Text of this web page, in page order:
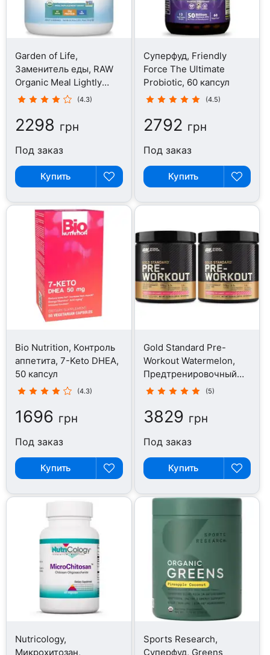
Garden of Life,
Заменитель еды, RAW
Organic Meal Lightly
Sweet, 532 г
(4.3)
2298 грн
Под заказ
Купить
Суперфуд, Friendly
Force The Ultimate
Probiotic, 60 капсул
(4.5)
2792 грн
Под заказ
Купить
Bio Nutrition, Контроль
аппетита, 7-Keto DHEA,
50 капсул
(4.3)
1696 грн
Под заказ
Купить
Gold Standard Pre-
Workout Watermelon,
Предтренировочный
комплекс, 300 г
(5)
3829 грн
Под заказ
Купить
Nutricology,
Микрохитозан,
Sports Research,
Суперфуд, Greens